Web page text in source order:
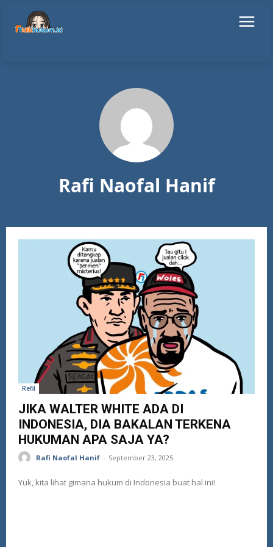
Rafi Naofal Hanif
Refil
JIKA WALTER WHITE ADA DI
INDONESIA, DIA BAKALAN TERKENA
HUKUMAN APA SAJA YA?
Rafi Naofal Hanif - September 23, 2025
Yuk, kita lihat gimana hukum di Indonesia buat hal ini!